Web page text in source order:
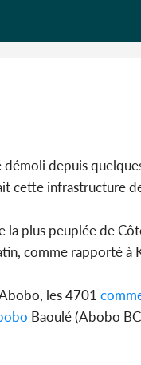
depuis
cette infrastructure
la plus peuplée de
comme rapporté à
les 4701
Baoulé (Abobo